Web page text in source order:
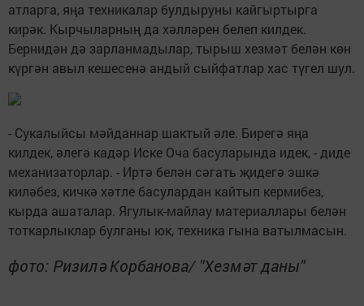
атларга, яңа техникалар булдыруны кайгыртырга
кирәк. Кырчыларның да хәлләрен белеп килдек.
Бернидән дә зарланмадылар, тырыш хезмәт белән көн
күргән авыл кешесенә андый сыйфатлар хас түгел шул.
- Сукалыйсы мәйданнар шактый әле. Бирегә яңа
килдек, әлегә кадәр Иске Оча басуларында идек, - диде
механизаторлар. - Иртә белән сәгать җидегә эшкә
киләбез, кичкә хәтле басулардан кайтып кермибез,
кырда ашаталар. Ягулык-майлау материаллары белән
тоткарлыклар булганы юк, техника гына ватылмасын.
фото: Ризилә Корбанова/ "Хезмәт даны"